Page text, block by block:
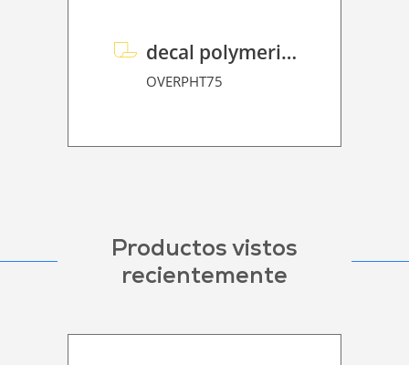
decal polymeric overlaminate P HT 75
OVERPHT75
Productos vistos
recientemente